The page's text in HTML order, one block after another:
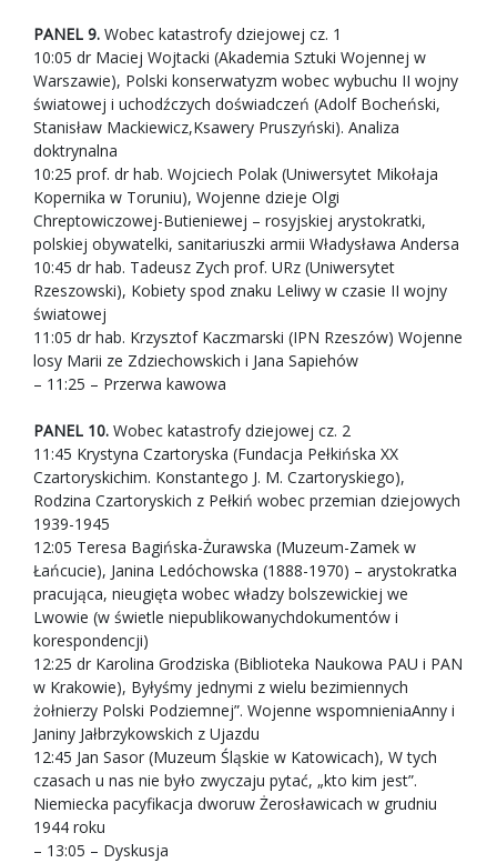
PANEL 9. Wobec katastrofy dziejowej cz. 1
10:05 dr Maciej Wojtacki (Akademia Sztuki Wojennej w
Warszawie), Polski konserwatyzm wobec wybuchu II wojny
światowej i uchodźczych doświadczeń (Adolf Bocheński,
Stanisław Mackiewicz,Ksawery Pruszyński). Analiza
doktrynalna
10:25 prof. dr hab. Wojciech Polak (Uniwersytet Mikołaja
Kopernika w Toruniu), Wojenne dzieje Olgi
Chreptowiczowej-Butieniewej – rosyjskiej arystokratki,
polskiej obywatelki, sanitariuszki armii Władysława Andersa
10:45 dr hab. Tadeusz Zych prof. URz (Uniwersytet
Rzeszowski), Kobiety spod znaku Leliwy w czasie II wojny
światowej
11:05 dr hab. Krzysztof Kaczmarski (IPN Rzeszów) Wojenne
losy Marii ze Zdziechowskich i Jana Sapiehów
– 11:25 – Przerwa kawowa
PANEL 10. Wobec katastrofy dziejowej cz. 2
11:45 Krystyna Czartoryska (Fundacja Pełkińska XX
Czartoryskichim. Konstantego J. M. Czartoryskiego),
Rodzina Czartoryskich z Pełkiń wobec przemian dziejowych
1939-1945
12:05 Teresa Bagińska-Żurawska (Muzeum-Zamek w
Łańcucie), Janina Ledóchowska (1888-1970) – arystokratka
pracująca, nieugięta wobec władzy bolszewickiej we
Lwowie (w świetle niepublikowanychdokumentów i
korespondencji)
12:25 dr Karolina Grodziska (Biblioteka Naukowa PAU i PAN
w Krakowie), Byłyśmy jednymi z wielu bezimiennych
żołnierzy Polski Podziemnej”. Wojenne wspomnieniaAnny i
Janiny Jałbrzykowskich z Ujazdu
12:45 Jan Sasor (Muzeum Śląskie w Katowicach), W tych
czasach u nas nie było zwyczaju pytać, „kto kim jest”.
Niemiecka pacyfikacja dworuw Żerosławicach w grudniu
1944 roku
– 13:05 – Dyskusja